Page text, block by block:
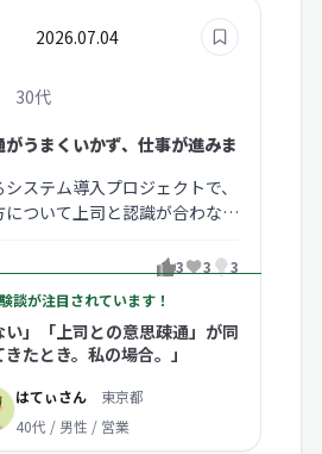
2026.07.04
うまくいかず、仕事が進みま
ステム導入プロジェクトで、
ついて上司と認識が合わない
30代
3 3
3
談が注目されています！
い」「上司との意思疎通」が同
たとき。私の場合。」
はてぃさん
東京都
40代 / 男性 / 営業